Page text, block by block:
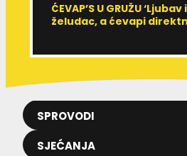
SPROVODI
SJEĆANJA
ĆEVAP’S U GRUŽU
želudac, a ćevapi